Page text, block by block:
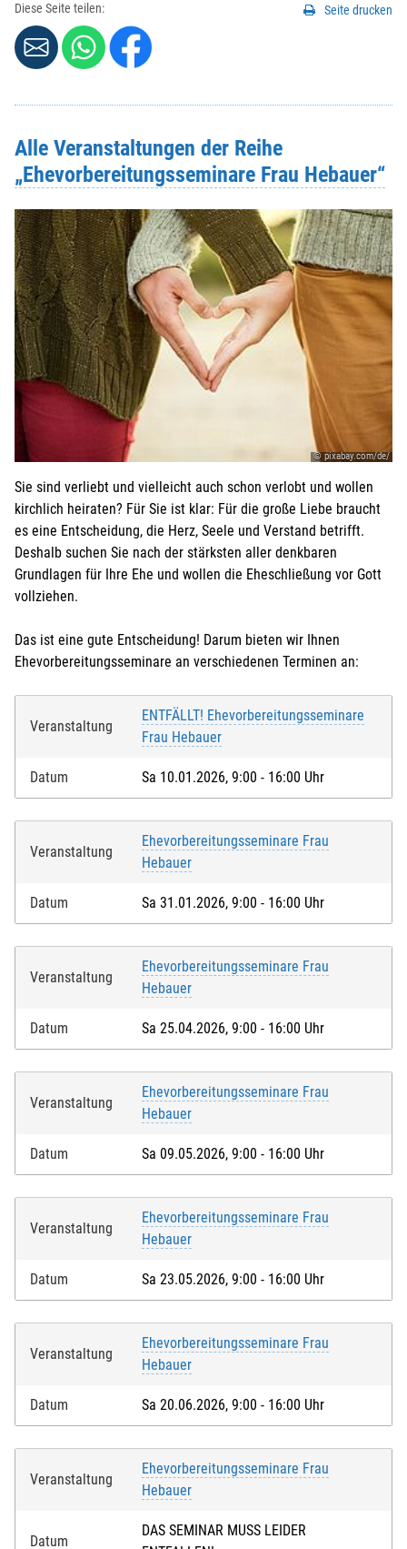
Strasse / Hausnr. *:
PLZ*:
Ort *:
Telefonnr.*:
Weitere Angaben, die Sie der KEB mitteilen möchten:
Beachten Sie hierzu evtl. das FeldANMELDUNGin der
Veranstaltungsbeschreibung oben.
Weitere Personen (ab 15 Jahren)
für die weiteren Personen übernimmt der Anmelder die
Bei Veranstaltungen mit Kindern:
Kind mit anmelden
Ich akzeptiere dieNutzungsbedingungen (AGB). Die
Widerrufsbelehrunghabe ich zur Kenntnis genommen
Bei Feldern mit * handelt es sich um Pflichtfelder.
Diese Seite teilen: Seite drucken
Alle Veranstaltungen der Reihe
„Ehevorbereitungsseminare Frau Hebauer“
© pixabay.com/de/
Sie sind verliebt und vielleicht auch schon verlobt und wollen
kirchlich heiraten? Für Sie ist klar: Für die große Liebe braucht
es eine Entscheidung, die Herz, Seele und Verstand betrifft.
Deshalb suchen Sie nach der stärksten aller denkbaren
Grundlagen für Ihre Ehe und wollen die Eheschließung vor Gott
vollziehen.
Das ist eine gute Entscheidung! Darum bieten wir Ihnen
Ehevorbereitungsseminare an verschiedenen Terminen an:
Veranstaltung
ENTFÄLLT! Ehevorbereitungsseminare
Frau Hebauer
Datum Sa 10.01.2026, 9:00 - 16:00 Uhr
Veranstaltung
Ehevorbereitungsseminare Frau
Hebauer
Datum Sa 31.01.2026, 9:00 - 16:00 Uhr
Veranstaltung
Ehevorbereitungsseminare Frau
Hebauer
Datum Sa 25.04.2026, 9:00 - 16:00 Uhr
Veranstaltung
Ehevorbereitungsseminare Frau
Hebauer
Datum Sa 09.05.2026, 9:00 - 16:00 Uhr
Veranstaltung
Ehevorbereitungsseminare Frau
Hebauer
Datum Sa 23.05.2026, 9:00 - 16:00 Uhr
Veranstaltung
Ehevorbereitungsseminare Frau
Hebauer
Datum Sa 20.06.2026, 9:00 - 16:00 Uhr
Veranstaltung
Ehevorbereitungsseminare Frau
Hebauer
Datum
DAS SEMINAR MUSS LEIDER